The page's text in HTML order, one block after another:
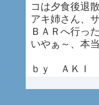
コは夕食後退
アキ姉さん、
ＢＡＲへ行っ
いやぁ～、本
ｂｙ ＡＫＩ